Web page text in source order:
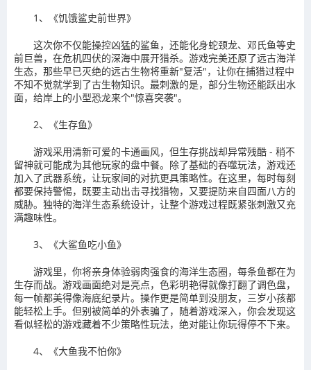
1、《饥饿鲨史前世界》
这次你不仅能操控凶猛的鲨鱼，还能化身蛇颈龙、邓氏鱼等史
前巨兽，在危机四伏的深海中展开猎杀。游戏完美还原了远古海洋
生态，那些早已灭绝的远古生物将重新"复活"，让你在捕猎过程中
不知不觉就学到了古生物知识。最刺激的是，部分生物还能跃出水
面，给岸上的小型恐龙来个"惊喜突袭"。
2、《生存鱼》
游戏采用清新可爱的卡通画风，但生存挑战却异常残酷 - 稍不
留神就可能成为其他玩家的盘中餐。除了基础的吞噬玩法，游戏还
加入了武器系统，让玩家间的对抗更具策略性。在这里，每时每刻
都要保持警惕，既要主动出击寻找猎物，又要提防来自四面八方的
威胁。独特的海洋生态系统设计，让整个游戏过程既紧张刺激又充
满趣味性。
3、《大鲨鱼吃小鱼》
游戏里，你将亲身体验弱肉强食的海洋生态圈，每条鱼都在为
生存而战。游戏画面绝对是亮点，色彩明艳得就像打翻了调色盘，
每一帧都美得像海底纪录片。操作更是简单到没朋友，三岁小孩都
能轻松上手。但别被简单的外表骗了，随着游戏深入，你会发现这
看似轻松的游戏藏着不少策略性玩法，绝对能让你玩得停不下来。
4、《大鱼我不怕你》